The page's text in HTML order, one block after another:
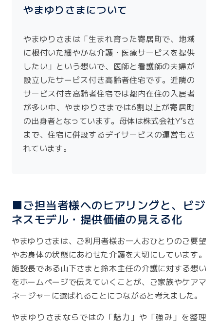
やまゆりさまについて
やまゆりさまは「生まれ育った寄居町で、地域
に根付いた細やかな介護・医療サービスを提供
したい」という想いで、医師と看護師の夫婦が
設立したサービス付き高齢者住宅です。近隣の
サービス付き高齢者住宅では都内在住の入居者
が多い中、やまゆりさまでは6割以上が寄居町
の出身者となっています。母体は株式会社Y’sさ
まで、住宅に併設するデイサービスの運営もさ
れています。
■ご担当者様へのヒアリングと、ビジ
ネスモデル・提供価値の見える化
やまゆりさまは、ご利用者様お一人おひとりのご要望
やお身体の状態にあわせた介護を大切にしています。
施設長である山下さまと鈴木主任の介護に対する想い
をホームページで伝えていくことが、ご家族やケアマ
ネージャーに選ばれることにつながると考えました。
やまゆりさまならではの「魅力」や「強み」を整理